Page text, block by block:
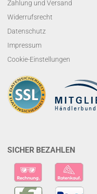
Zahlung und Versand
Widerrufsrecht
Datenschutz
Impressum
Cookie-Einstellungen
SICHER BEZAHLEN